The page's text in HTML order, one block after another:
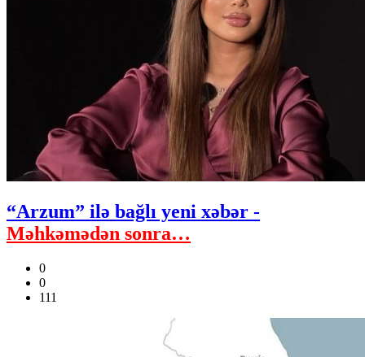
“Arzum” ilə bağlı yeni xəbər -
Məhkəmədən sonra…
0
0
111